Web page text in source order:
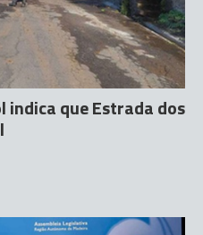
indica que Estrada dos